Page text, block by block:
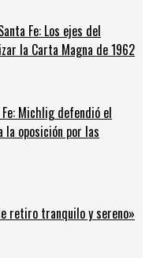
Fe: Los ejes del
la Carta Magna de 1962
Michlig defendió el
la oposición por las
retiro tranquilo y sereno»